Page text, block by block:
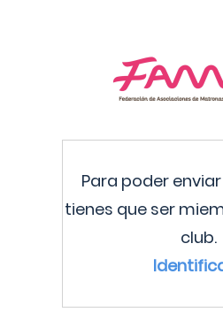
Para poder
tienes que ser
club.